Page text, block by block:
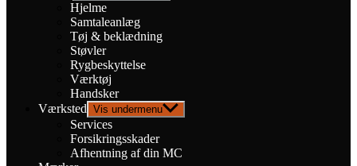
Hjelme
Samtaleanlæg
Tøj & beklædning
Støvler
Rygbeskyttelse
Værktøj
Handsker
Værksted Vis undermenu
Services
Forsikringsskader
Afhentning af din MC